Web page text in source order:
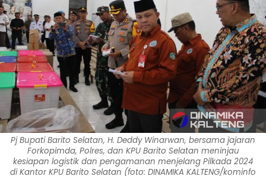
Pj Bupati Barito Selatan, H. Deddy Winarwan, bersama jajaran
Forkopimda, Polres, dan KPU Barito Selatan meninjau
kesiapan logistik dan pengamanan menjelang Pilkada 2024
di Kantor KPU Barito Selatan (foto: DINAMIKA KALTENG/kominfo